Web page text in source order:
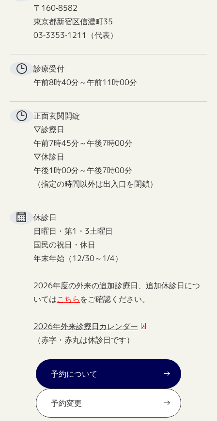
〒160-8582
東京都新宿区信濃町35
03-3353-1211（代表）
診療受付
午前8時40分～午前11時00分
正面玄関開錠
▽診療日
午前7時45分～午後7時00分
▽休診日
午後1時00分～午後7時00分
（指定の時間以外は出入口を閉鎖）
休診日
日曜日・第1・3土曜日
国民の祝日・休日
年末年始（12/30～1/4）
2026年度の外来の追加診療日、追加休診日につ
いてはこちらをご確認ください。
2026年外来診療日カレンダー
（赤字・赤丸は休診日です）
予約について
予約変更